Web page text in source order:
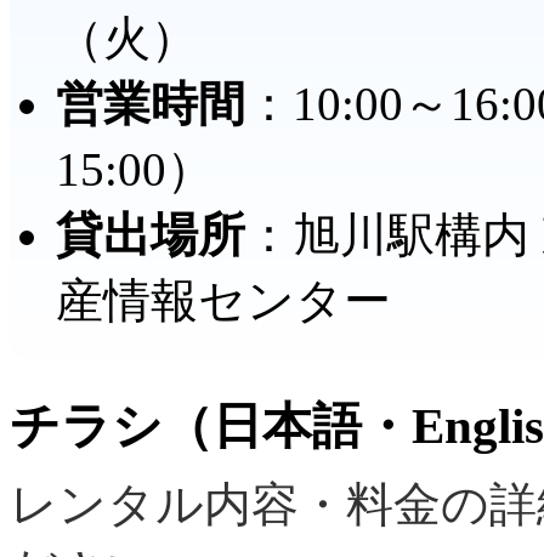
（火）
営業時間 ：10:00～
15:00）
貸出場所 ：旭川駅構
産情報センター
チラシ（日本語・
レンタル内容・料金の